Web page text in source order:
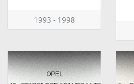
1993 - 1998